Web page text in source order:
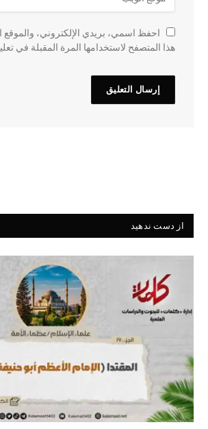
احفظ اسمي، بريدي الإلكتروني، والموقع
هذا المتصفح لاستخدامها المرة المقبلة في
از دست ندهید